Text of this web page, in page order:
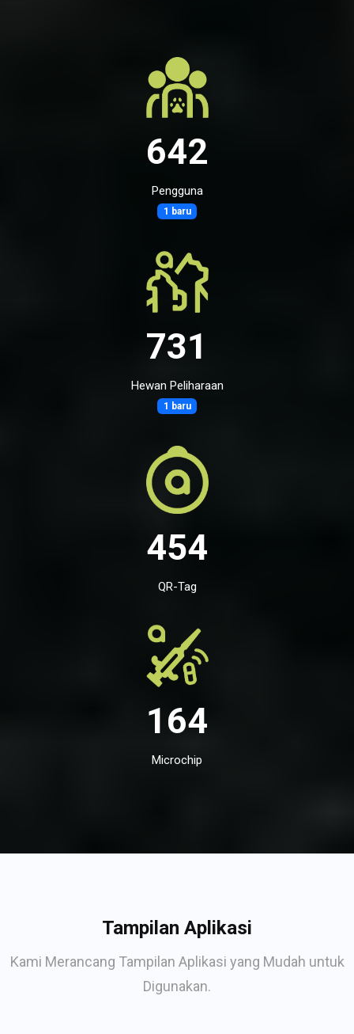
642
Pengguna
1 baru
731
Hewan Peliharaan
1 baru
454
QR-Tag
164
Microchip
Tampilan Aplikasi
Kami Merancang Tampilan Aplikasi yang Mudah untuk
Digunakan.